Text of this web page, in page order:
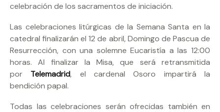
celebración de los sacramentos de iniciación.
Las celebraciones litúrgicas de la Semana Santa en la
catedral finalizarán el 12 de abril, Domingo de Pascua de
Resurrección, con una solemne Eucaristía a las 12:00
horas. Al finalizar la Misa, que será retransmitida
por Telemadrid, el cardenal Osoro impartirá la
bendición papal.
Todas las celebraciones serán ofrecidas también en